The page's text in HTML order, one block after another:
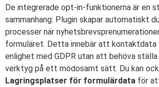
De integrerade opt-in-funktionerna är en
sammanhang: Plugin skapar automatiskt
processer när
formuläret. Detta innebär att kontaktdata
enlighet med GDPR utan att behöva
verktyg på ett mödosamt sätt. Du kan
Lagringsplatser för formulärdata för